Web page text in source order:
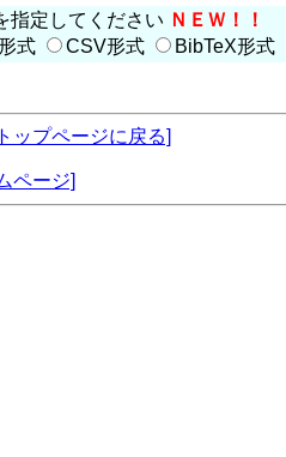
指定してください ＮＥＷ！！
式 CSV形式 BibTeX形式
ップページに戻る]
ページ]